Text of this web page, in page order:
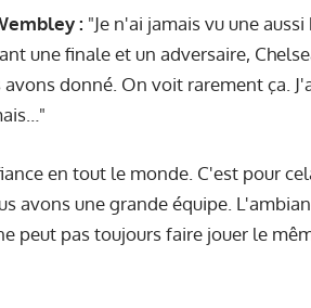
: "Je n'ai jamais vu une
une finale et un adversaire,
donné. On voit rarement ça.
en tout le monde. C'est pour
avons une grande équipe.
peut pas toujours faire jouer le